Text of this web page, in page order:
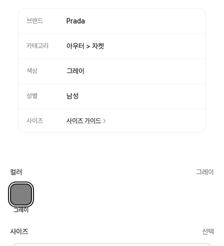
브랜드 Prada
카테고리 아우터 > 자켓
색상 그레이
성별 남성
사이즈 사이즈 가이드
컬러 그레이
그레이
사이즈 선택